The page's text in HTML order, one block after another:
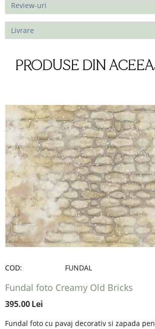
Review-uri
Livrare
PRODUSE DIN
COD: FUNDAL
Fundal foto Creamy Old Bricks
395.00Lei
Fundal foto cu pavaj decorativ si zapada